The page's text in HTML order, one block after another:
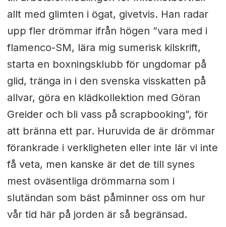
allt med glimten i ögat, givetvis. Han radar
upp fler drömmar ifrån högen ”vara med i
flamenco-SM, lära mig sumerisk kilskrift,
starta en boxningsklubb för ungdomar på
glid, tränga in i den svenska visskatten på
allvar, göra en klädkollektion med Göran
Greider och bli vass på scrapbooking”, för
att bränna ett par. Huruvida de är drömmar
förankrade i verkligheten eller inte lär vi inte
få veta, men kanske är det de till synes
mest oväsentliga drömmarna som i
slutändan som bäst påminner oss om hur
vår tid här på jorden är så begränsad.